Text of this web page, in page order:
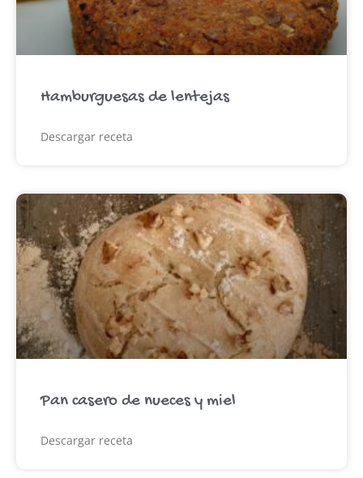
Hamburguesas de lentejas
Descargar receta
Pan casero de nueces y miel
Descargar receta